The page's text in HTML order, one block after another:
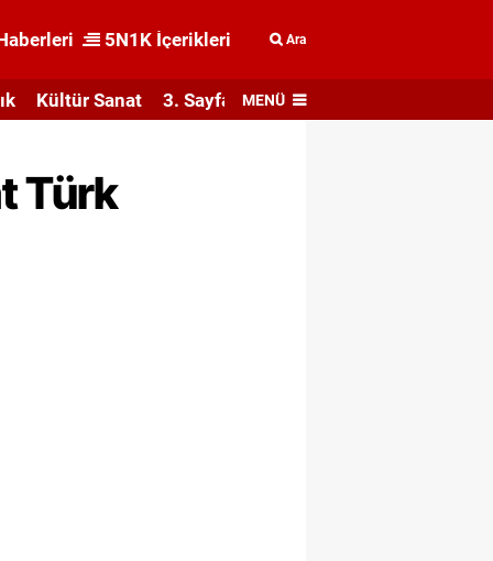
5N1K İçerikleri Ara
Kültür Sanat 3. Sayfa MENÜ
Türk